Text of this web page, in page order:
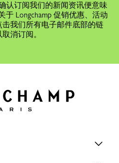
认订阅我们的新闻资讯便意味
Longchamp 促销优惠、活动
我们所有电子邮件底部的链
消订阅。